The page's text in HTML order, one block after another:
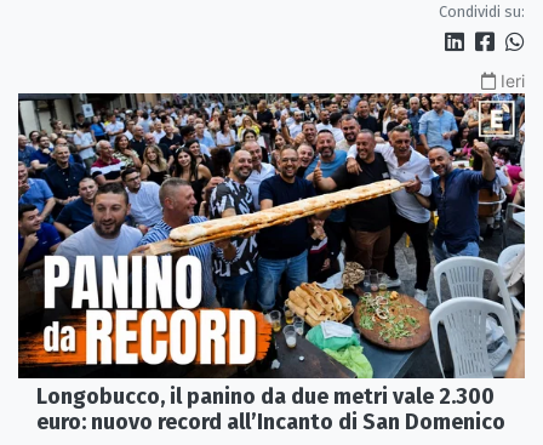
Condividi su:
Ieri
Longobucco, il panino da due metri vale 2.300
euro: nuovo record all’Incanto di San Domenico